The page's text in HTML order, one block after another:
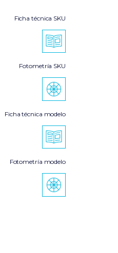
Ficha técnica SKU
Fotometría SKU
Ficha técnica modelo
Fotometría modelo